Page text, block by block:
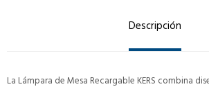
Descripción
La Lámpara de Mesa Recargable KERS combina